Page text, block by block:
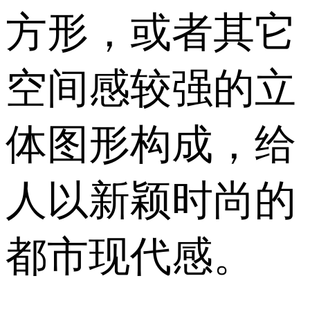
方形，或者其它
空间感较强的立
体图形构成，给
人以新颖时尚的
都市现代感。